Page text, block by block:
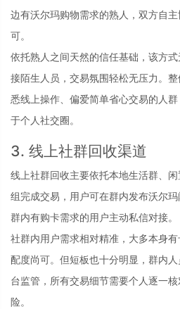
边有沃尔玛购物需求的熟人，双方自
可。
依托熟人之间天然的信任基础，该方
接陌生人员，交易氛围轻松无压力。
悉线上操作、偏爱简单省心交易的人
于个人社交圈。
3. 线上社群回收渠道
线上社群回收主要依托本地生活群、
组完成交易，用户可在群内发布沃尔
群内有购卡需求的用户主动私信对接。
社群内用户需求相对精准，大多本身
配度尚可。但短板也十分明显，群内
台监管，所有交易细节需要个人逐一
险。